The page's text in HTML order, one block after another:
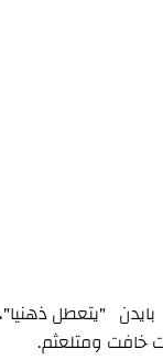
"يتعطل
خافت ومتلعثم.